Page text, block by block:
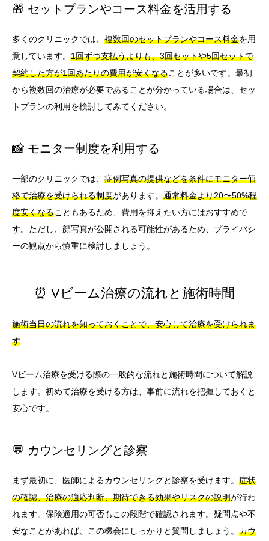
🎁 セットプランやコース料金を活用する
多くのクリニックでは、 複数回のセットプランやコース料金を用
意しています。 1回ずつ支払うよりも、3回セットや5回セットで
契約した方が1回あたりの費用が安くなることが多いです。最初
から複数回の治療が必要であることが分かっている場合は、セッ
トプランの利用を検討してみてください。
📸 モニター制度を利用する
一部のクリニックでは、 症例写真の提供などを条件にモニター価
格で治療を受けられる制度があります。 通常料金より20〜50%程
度安くなることもあるため、費用を抑えたい方にはおすすめで
す。ただし、顔写真が公開される可能性があるため、プライバシ
ーの観点から慎重に検討しましょう。
⏰ Vビーム治療の流れと施術時間
施術当日の流れを知っておくことで、安心して治療を受けられま
す
Vビーム治療を受ける際の一般的な流れと施術時間について解説
します。初めて治療を受ける方は、事前に流れを把握しておくと
安心です。
💬 カウンセリングと診察
まず最初に、医師によるカウンセリングと診察を受けます。 症状
の確認、治療の適応判断、期待できる効果やリスクの説明が行わ
れます。保険適用の可否もこの段階で確認されます。疑問点や不
安なことがあれば、この機会にしっかりと質問しましょう。 カウ